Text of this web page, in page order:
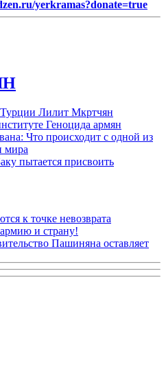
yerkramas?donate=true
Лилит Мкртчян
Геноцида армян
Что происходит с одной из
мира
пытается присвоить
к точке невозврата
и страну!
Пашиняна оставляет